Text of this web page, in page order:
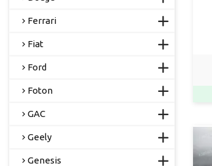
Ferrari
Fiat
Ford
Foton
GAC
Geely
Genesis